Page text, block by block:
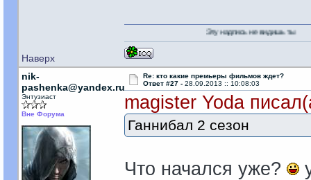
Наверх
Эту надпись не видишь ты
nik-
pashenka@yandex.ru
Энтузиаст
Вне Форума
Re: кто какие премьеры фильмов ждет?
Ответ #27 - 28.09.2013 :: 10:08:03
magister Yoda
Ганнибал 2 сезон
Что начался уже?